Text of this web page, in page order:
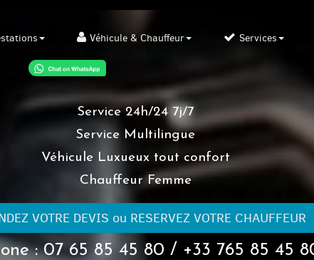
Véhicule & Chauffeur Services
Service 24h/24 7j/7
Service Multilingue
Véhicule Luxueux tout confort
Chauffeur Femme
VOTRE DEVIS ou RESERVEZ VOTRE CHAUFFEUR
: 07 65 85 45 80 / +33 765 85 45